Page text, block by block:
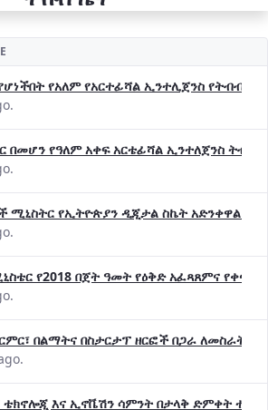
የአለም የአርተፊሻል ኢንተሊጀንስ የትብብር
በመሆን የዓለም አቀፍ አርቴፊሻል ኢንተለጀንስ
ሚኒስትር የኢትዮጵያን ዲጂታል ስኬት አድንቀዋል
የ2018 በጀት ዓመት የዕቅድ አፈጻጸምና
በልማትና በስታርታፕ ዘርፎች በጋራ ለመስራት
ቴክኖሎጂ እና ኢኖቬሽን ሳምንት በታላቅ ድምቀት